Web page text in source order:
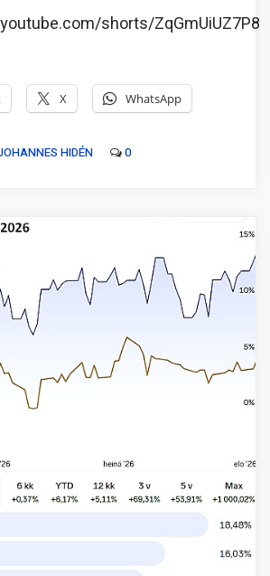
shorts/ZqGmUiUZ7P8
X WhatsApp
HIDÉN 0